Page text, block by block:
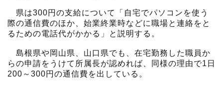
県は300円の支給について「自宅でパソコンを使う
際の通信費のほか、始業終業時などに職場と連絡をと
るための電話代がかかる」と説明する。
島根県や岡山県、山口県でも、在宅勤務した職員か
らの申請をうけて所属長が認めれば、同様の理由で1日
200～300円の通信費を出している。